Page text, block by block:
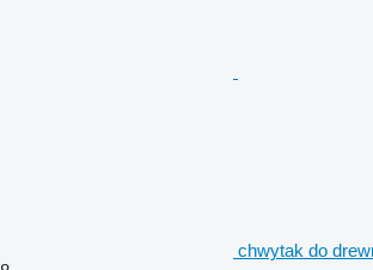
chwytak do